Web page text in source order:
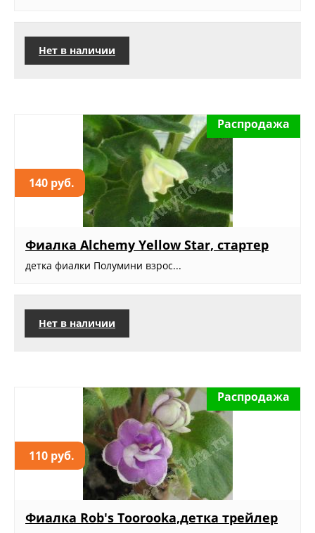
Нет в наличии
140 руб.
Распродажа
Фиалка Alchemy Yellow Star, стартер
детка фиалки Полумини взрос...
Нет в наличии
110 руб.
Распродажа
Фиалка Rob's Toorooka,детка трейлер